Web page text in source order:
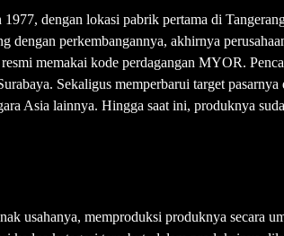
dengan lokasi pabrik pertama di
dengan perkembangannya, akhirnya
memakai kode perdagangan MYOR.
Sekaligus memperbarui target pasarnya
Asia lainnya. Hingga saat ini, produknya
usahanya, memproduksi produknya secara